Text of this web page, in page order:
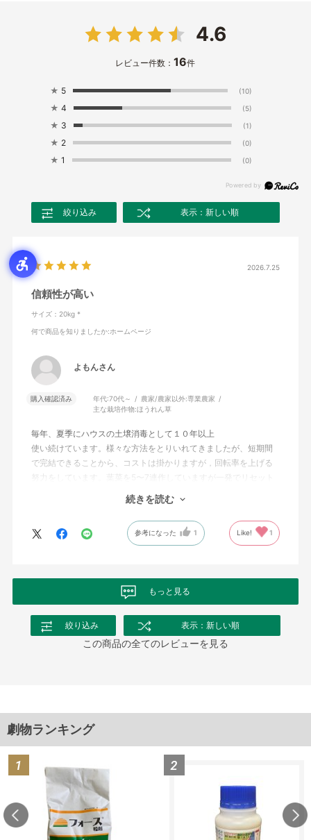
4.6
レビュー件数：16件
★ 5 (10)
★ 4 (5)
★ 3 (1)
★ 2 (0)
★ 1 (0)
絞り込み 表示：新しい順
2026.7.25
信頼性が高い
サイズ：20kg *
何で商品を知りましたか:ホームページ
よもんさん
購入確認済み 年代:70代～ 農家/農家以外:専業農家
主な栽培作物:ほうれん草
毎年、夏季にハウスの土壌消毒として１０年以上
使い続けています。様々な方法をとりいれてきましたが、短期間
で完結できることから、コストは掛かりますが，回転率を上げる
努力をしています。葉菜を5〜7連作していますが一発でリセット
小規模ですが、玉ねぎ圃場の露地でも活用しています。除草作業
は追肥の際少し行う程度で、除草効果も大きい。
続きを読む
参考になった 1 Like! 1
もっと見る
絞り込み 表示：新しい順
この商品の全てのレビューを見る
劇物ランキング